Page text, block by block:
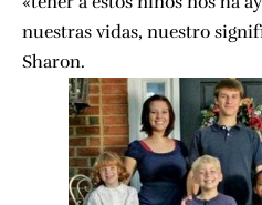
nuestras vidas, nuestro
Sharon.